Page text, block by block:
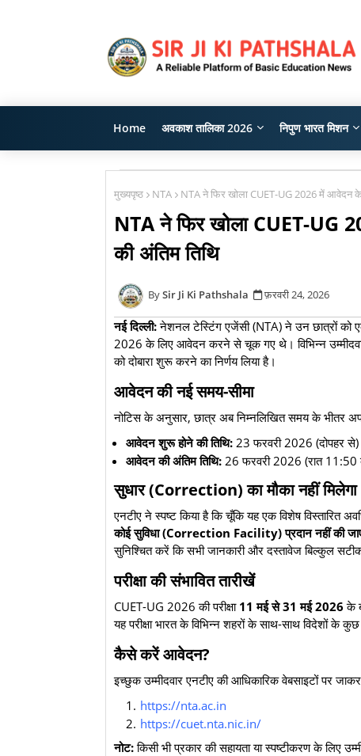
Home अवकाश तालिका 2026 निपुण भारत मिशन
मुख्यपृष्ठ NTA NTA ने फिर खोला CUET-UG 2026 में आवेदन के
NTA ने फिर खोला CUET-UG
की अंतिम तिथि
Sir Ji Ki Pathshala फ़रवरी 24, 2026
नई दिल्ली:नेशनल टेस्टिंग एजेंसी (NTA) ने उन छात्रों को
2026 के लिए आवेदन करने से चूक गए थे। विभिन्न
को दोबारा शुरू करने का निर्णय लिया है।
आवेदन की नई समय-सीमा
​नोटिस के अनुसार, छात्र अब निम्नलिखित समय के भीतर
आवेदन शुरू होने की तिथि: 23 फरवरी 2026 (दोपहर से)
आवेदन की अंतिम तिथि: 26 फरवरी 2026 (रात
सुधार (Correction) का मौका नहीं मिलेगा
​एनटीए ने स्पष्ट किया है कि चूँकि यह एक विशेष
कोई सुविधा (Correction Facility) प्रदान नहीं की
सुनिश्चित करें कि सभी जानकारी और दस्तावेज बिल्कुल
परीक्षा की संभावित तारीखें
​CUET-UG 2026 की परीक्षा 11 मई से 31 मई 2026 के
यह परीक्षा भारत के विभिन्न शहरों के साथ-साथ विदेशों के
कैसे करें आवेदन?
​इच्छुक उम्मीदवार एनटीए की आधिकारिक वेबसाइटों पर
https://nta.ac.in
https://cuet.nta.nic.in/
नोट:किसी भी प्रकार की सहायता या स्पष्टीकरण के